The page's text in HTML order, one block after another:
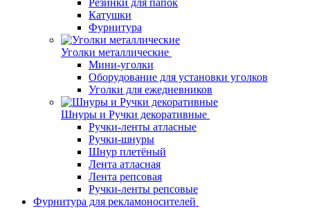
Резинки для папок
Катушки
Фурнитура
Уголки металлические
Мини-уголки
Оборудование для установки уголков
Уголки для ежедневников
Шнуры и Ручки декоративные
Ручки-ленты атласные
Ручки-шнуры
Шнур плетёный
Лента атласная
Лента репсовая
Ручки-ленты репсовые
Фурнитура для рекламоносителей